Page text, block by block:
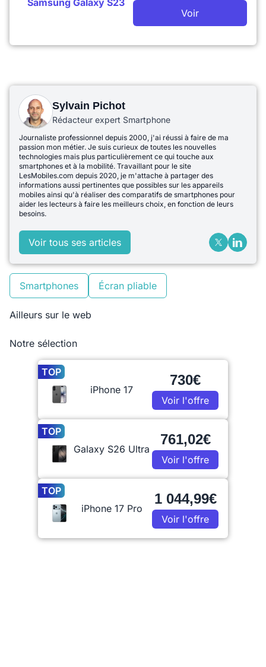
Samsung Galaxy S23
Voir
Sylvain Pichot
Rédacteur expert Smartphone
Journaliste professionnel depuis 2000, j'ai réussi à faire de ma
passion mon métier. Je suis curieux de toutes les nouvelles
technologies mais plus particulièrement ce qui touche aux
smartphones et à la mobilité. Travaillant pour le site
LesMobiles.com depuis 2020, je m'attache à partager des
informations aussi pertinentes que possibles sur les appareils
mobiles ainsi qu'à réaliser des comparatifs de smartphones pour
aider les lecteurs à faire les meilleurs choix, en fonction de leurs
besoins.
Voir tous ses articles
Smartphones Écran pliable
Ailleurs sur le web
Notre sélection
TOP
iPhone 17
730€
Voir l'offre
TOP
Galaxy S26 Ultra
761,02€
Voir l'offre
TOP
iPhone 17 Pro
1 044,99€
Voir l'offre